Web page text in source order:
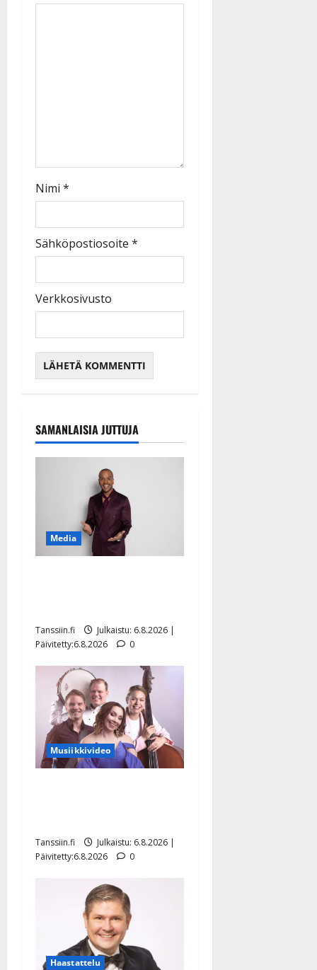
Nimi *
Sähköpostiosoite *
Verkkosivusto
SAMANLAISIA JUTTUJA
Media
Tanssiin.fi
Julkaistu: 6.8.2026 |
Päivitetty:6.8.2026
0
Musiikkivideo
Tanssiin.fi
Julkaistu: 6.8.2026 |
Päivitetty:6.8.2026
0
Haastattelu